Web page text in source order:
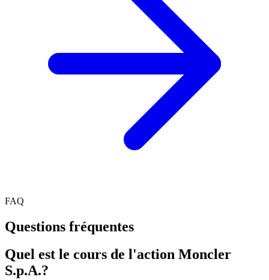
FAQ
Questions fréquentes
Quel est le cours de l'action Moncler
S.p.A.?